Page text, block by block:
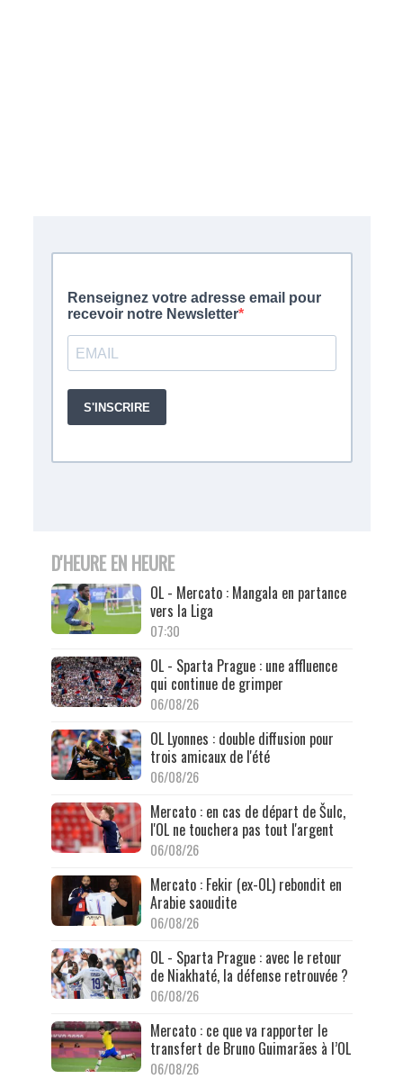
D'HEURE EN HEURE
OL - Mercato : Mangala en partance
vers la Liga
07:30
OL - Sparta Prague : une affluence
qui continue de grimper
06/08/26
OL Lyonnes : double diffusion pour
trois amicaux de l'été
06/08/26
Mercato : en cas de départ de Šulc,
l'OL ne touchera pas tout l'argent
06/08/26
Mercato : Fekir (ex-OL) rebondit en
Arabie saoudite
06/08/26
OL - Sparta Prague : avec le retour
de Niakhaté, la défense retrouvée ?
06/08/26
Mercato : ce que va rapporter le
transfert de Bruno Guimarães à l’OL
06/08/26